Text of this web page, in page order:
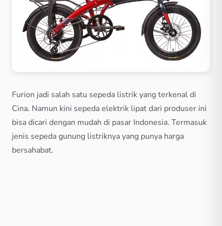
Furion jadi salah satu sepeda listrik yang terkenal di
Cina. Namun kini sepeda elektrik lipat dari produser ini
bisa dicari dengan mudah di pasar Indonesia. Termasuk
jenis sepeda gunung listriknya yang punya harga
bersahabat.